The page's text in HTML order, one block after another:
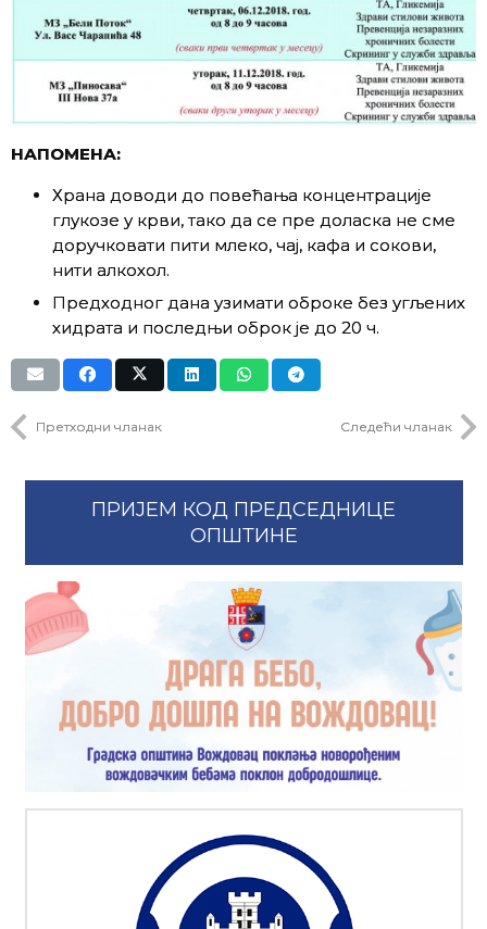
НАПОМЕНА:
Храна доводи до повећања концентрације
глукозе у крви, тако да се пре доласка не сме
доручковати пити млеко, чај, кафа и сокови,
нити алкохол.
Предходног дана узимати оброке без угљених
хидрата и последњи оброк је до 20 ч.
Претходни чланак Следећи чланак
ПРИЈЕМ КОД ПРЕДСЕДНИЦЕ
ОПШТИНЕ